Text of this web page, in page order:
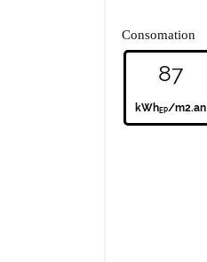
87
kWhEP/m2.an